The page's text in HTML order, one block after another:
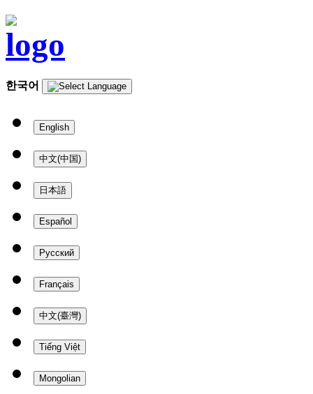
한국어
English
中文(中国)
日本語
Español
Русский
Français
中文(臺灣)
Tiếng Việt
Mongolian